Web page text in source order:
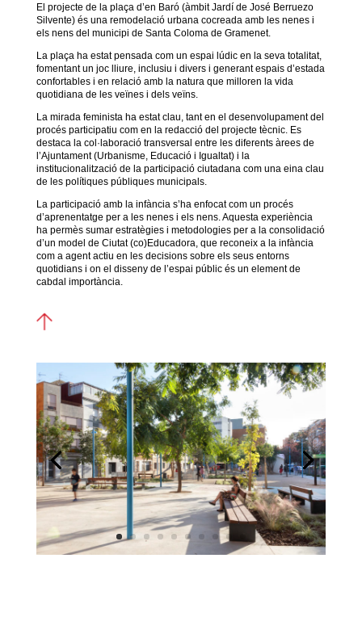
El projecte de la plaça d’en Baró (àmbit Jardí de José Berruezo
Silvente) és una remodelació urbana cocreada amb les nenes i
els nens del municipi de Santa Coloma de Gramenet.
La plaça ha estat pensada com un espai lúdic en la seva totalitat,
fomentant un joc lliure, inclusiu i divers i generant espais d’estada
confortables i en relació amb la natura que milloren la vida
quotidiana de les veïnes i dels veïns.
La mirada feminista ha estat clau, tant en el desenvolupament del
procés participatiu com en la redacció del projecte tècnic. Es
destaca la col·laboració transversal entre les diferents àrees de
l’Ajuntament (Urbanisme, Educació i Igualtat) i la
institucionalització de la participació ciutadana com una eina clau
de les polítiques públiques municipals.
La participació amb la infància s’ha enfocat com un procés
d’aprenentatge per a les nenes i els nens. Aquesta experiència
ha permès sumar estratègies i metodologies per a la consolidació
d’un model de Ciutat (co)Educadora, que reconeix a la infància
com a agent actiu en les decisions sobre els seus entorns
quotidians i on el disseny de l’espai públic és un element de
cabdal importància.